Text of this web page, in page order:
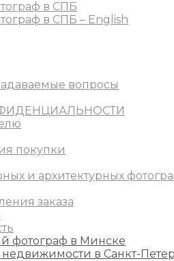
в СПБ
в СПБ – English
вопросы
покупки
и архитектурных
заказа
фотограф в Минске
в Санкт-